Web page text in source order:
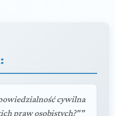
cywilna
praw osobistych?""